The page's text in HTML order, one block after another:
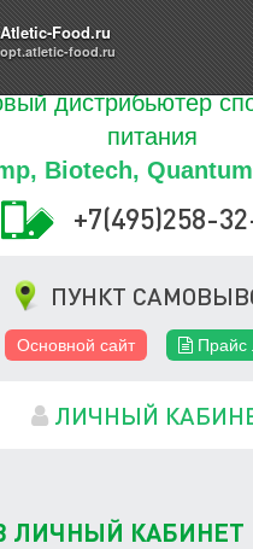
Atletic-Food.ru
opt.atletic-food.ru
0ТОВАРОВ
дистрибьютер
питания
Biotech,
+7(495)258-
ПУНКТ
Основной сайт Прайс
ЛИЧНЫЙ
ЛИЧНЫЙ КАБИНЕТ